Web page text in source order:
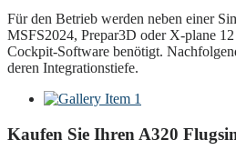
Für den Betrieb werden neben einer
MSFS2024, Prepar3D oder X-plane
Cockpit-Software benötigt.
deren Integrationstiefe.
Kaufen Sie Ihren A320